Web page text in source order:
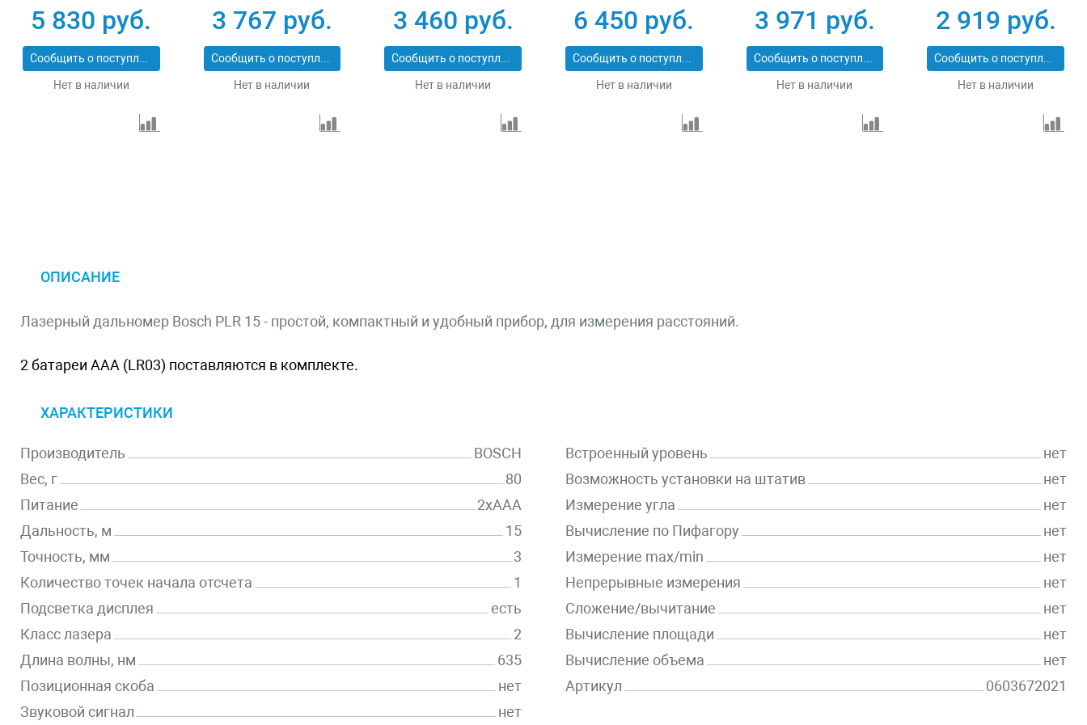
5 830 руб.
Сообщить о поступлении
Нет в наличии
угломером Matrix
38016
3 767 руб.
Сообщить о поступлении
Нет в наличии
3 460 руб.
Сообщить о поступлении
Нет в наличии
0603672701
6 450 руб.
Сообщить о поступлении
Нет в наличии
3 971 руб.
Сообщить о поступлении
Нет в наличии
уровнем Сибртех
38010
2 919 руб.
Сообщить о поступлении
Нет в наличии
ОПИСАНИЕ
Лазерный дальномер Bosch PLR 15 - простой, компактный и удобный прибор, для измерения расстояний.
2 батареи ААА (LR03) поставляются в комплекте.
ХАРАКТЕРИСТИКИ
Производитель
BOSCH
Вес, г
80
Питание
2xAAA
Дальность, м
15
Точность, мм
3
Количество точек начала отсчета
1
Подсветка дисплея
есть
Класс лазера
2
Длина волны, нм
635
Позиционная скоба
нет
Звуковой сигнал
нет
Встроенный уровень
нет
Возможность установки на штатив
нет
Измерение угла
нет
Вычисление по Пифагору
нет
Измерение max/min
нет
Непрерывные измерения
нет
Сложение/вычитание
нет
Вычисление площади
нет
Вычисление объема
нет
Артикул
0603672021